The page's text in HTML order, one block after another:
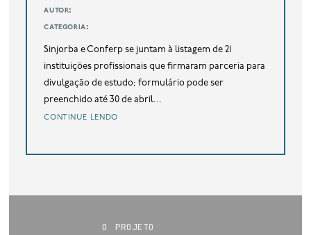
autor:
categoria:
Sinjorba e Conferp se juntam à listagem de 21
instituições profissionais que firmaram parceria para
divulgação de estudo; formulário pode ser
preenchido até 30 de abril...
continue lendo
o projeto